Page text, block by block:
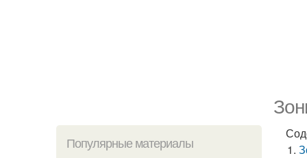
Популярные материалы